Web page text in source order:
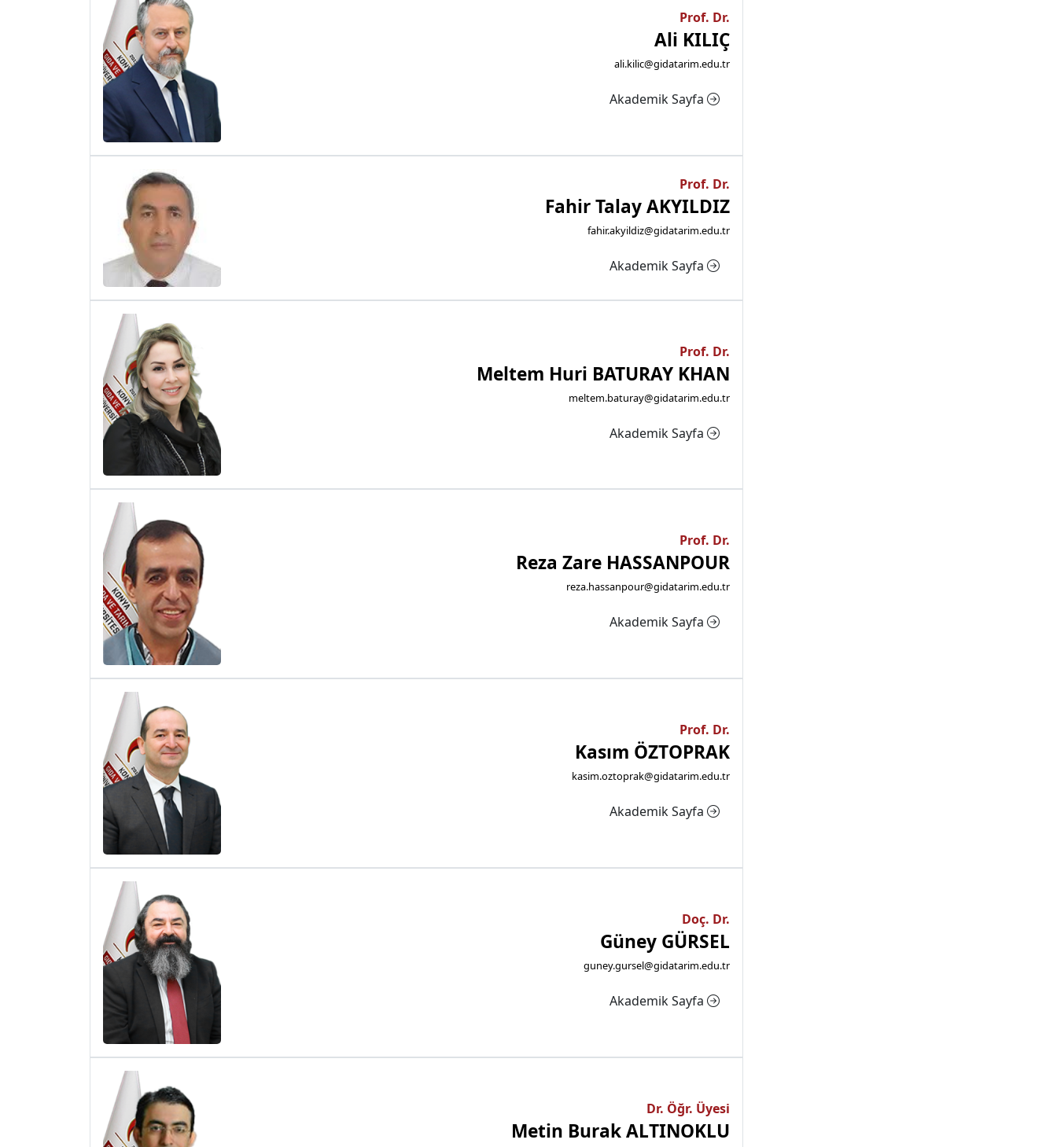
Prof. Dr.
Ali KILIÇ
ali.kilic@gidatarim.edu.tr
Akademik Sayfa
Prof. Dr.
Fahir Talay AKYILDIZ
fahir.akyildiz@gidatarim.edu.tr
Akademik Sayfa
Prof. Dr.
Meltem Huri BATURAY KHAN
meltem.baturay@gidatarim.edu.tr
Akademik Sayfa
Prof. Dr.
Reza Zare HASSANPOUR
reza.hassanpour@gidatarim.edu.tr
Akademik Sayfa
Prof. Dr.
Kasım ÖZTOPRAK
kasim.oztoprak@gidatarim.edu.tr
Akademik Sayfa
Doç. Dr.
Güney GÜRSEL
guney.gursel@gidatarim.edu.tr
Akademik Sayfa
Dr. Öğr. Üyesi
Metin Burak ALTINOKLU